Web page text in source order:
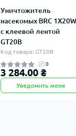
Уничтожитель
насекомых BRC 1X20W
с клеевой лентой
GT20B
Код товара: GT20B
0
3 284.00 ₴
Уведомить меня